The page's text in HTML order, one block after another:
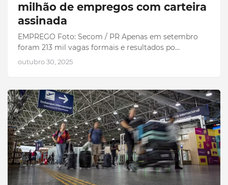
milhão de empregos com carteira
assinada
EMPREGO Foto: Secom / PR Apenas em setembro
foram 213 mil vagas formais e resultados po…
outubro 30, 2025